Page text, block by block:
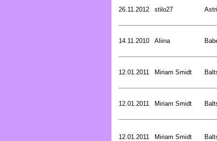
26.11.2012 stilo27
14.11.2010 Aliina
12.01.2011 Miriam Smidt
12.01.2011 Miriam Smidt
12.01.2011 Miriam Smidt